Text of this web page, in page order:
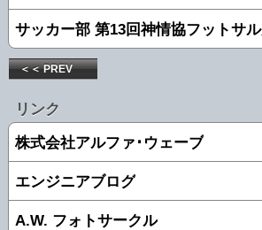
サッカー部 第13回神情協フットサ
＜＜ PREV
リンク
株式会社アルファ･ウェーブ
エンジニアブログ
A.W. フォトサークル